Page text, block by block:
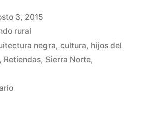
3, 2015
rural
negra, cultura, hijos del
, Retiendas, Sierra Norte,
en